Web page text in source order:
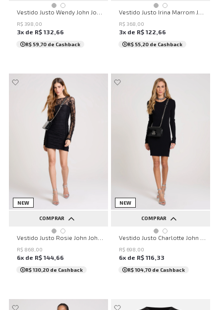
PP P M G GG
R$ 398 00
3x de R$ 132,66
R$ 59,70 de Cashback
PP P M G GG
R$ 368 00
3x de R$ 122,66
R$ 55,20 de Cashback
NEW
COMPRAR
PP P M G GG
R$ 868 00
6x de R$ 144,66
R$ 130,20 de Cashback
NEW
COMPRAR
PP P M G GG
R$ 698 00
6x de R$ 116,33
R$ 104,70 de Cashback